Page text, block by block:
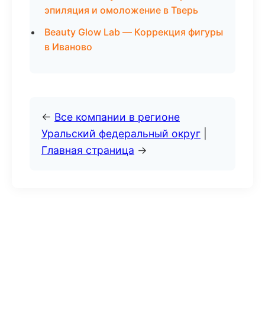
эпиляция и омоложение в Тверь
Beauty Glow Lab — Коррекция фигуры
в Иваново
← Все компании в регионе
Уральский федеральный округ
Главная страница →